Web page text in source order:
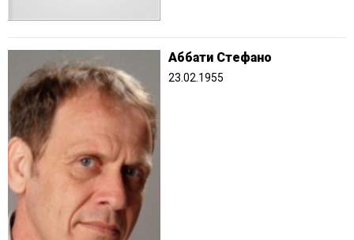
Аббати Стефано
23.02.1955